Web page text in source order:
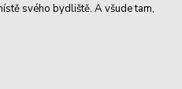
svého bydliště. A všude tam,